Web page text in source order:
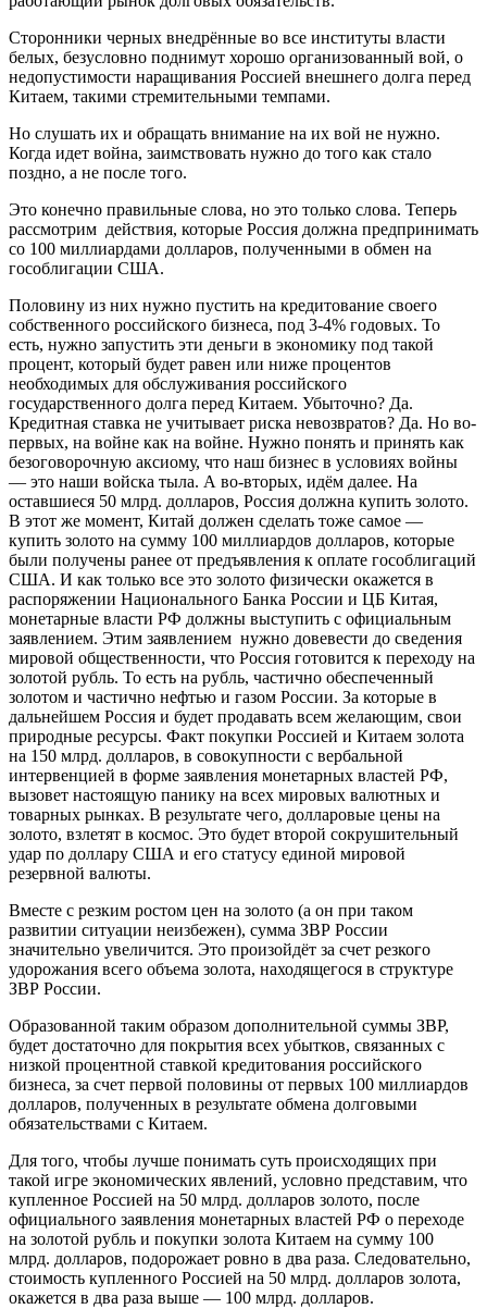
Сторонники черных внедрённые во все институты власти
белых, безусловно поднимут хорошо организованный вой, о
недопустимости наращивания Россией внешнего долга перед
Китаем, такими стремительными темпами.
Но слушать их и обращать внимание на их вой не нужно.
Когда идет война, заимствовать нужно до того как стало
поздно, а не после того.
Это конечно правильные слова, но это только слова. Теперь
рассмотрим действия, которые Россия должна предпринимать
со 100 миллиардами долларов, полученными в обмен на
гособлигации США.
Половину из них нужно пустить на кредитование своего
собственного российского бизнеса, под 3-4% годовых. То
есть, нужно запустить эти деньги в экономику под такой
процент, который будет равен или ниже процентов
необходимых для обслуживания российского
государственного долга перед Китаем. Убыточно? Да.
Кредитная ставка не учитывает риска невозвратов? Да. Но во-
первых, на войне как на войне. Нужно понять и принять как
безоговорочную аксиому, что наш бизнес в условиях войны
— это наши войска тыла. А во-вторых, идём далее. На
оставшиеся 50 млрд. долларов, Россия должна купить золото.
В этот же момент, Китай должен сделать тоже самое —
купить золото на сумму 100 миллиардов долларов, которые
были получены ранее от предъявления к оплате гособлигаций
США. И как только все это золото физически окажется в
распоряжении Национального Банка России и ЦБ Китая,
монетарные власти РФ должны выступить с официальным
заявлением. Этим заявлением нужно довевеcти до сведения
мировой общественности, что Россия готовится к переходу на
золотой рубль. То есть на рубль, частично обеспеченный
золотом и частично нефтью и газом России. За которые в
дальнейшем Россия и будет продавать всем желающим, свои
природные ресурсы. Факт покупки Россией и Китаем золота
на 150 млрд. долларов, в совокупности с вербальной
интервенцией в форме заявления монетарных властей РФ,
вызовет настоящую панику на всех мировых валютных и
товарных рынках. В результате чего, долларовые цены на
золото, взлетят в космос. Это будет второй сокрушительный
удар по доллару США и его статусу единой мировой
резервной валюты.
Вместе с резким ростом цен на золото (а он при таком
развитии ситуации неизбежен), сумма ЗВР России
значительно увеличится. Это произойдёт за счет резкого
удорожания всего объема золота, находящегося в структуре
ЗВР России.
Образованной таким образом дополнительной суммы ЗВР,
будет достаточно для покрытия всех убытков, связанных с
низкой процентной ставкой кредитования российского
бизнеса, за счет первой половины от первых 100 миллиардов
долларов, полученных в результате обмена долговыми
обязательствами с Китаем.
Для того, чтобы лучше понимать суть происходящих при
такой игре экономических явлений, условно представим, что
купленное Россией на 50 млрд. долларов золото, после
официального заявления монетарных властей РФ о переходе
на золотой рубль и покупки золота Китаем на сумму 100
млрд. долларов, подорожает ровно в два раза. Следовательно,
стоимость купленного Россией на 50 млрд. долларов золота,
окажется в два раза выше — 100 млрд. долларов.